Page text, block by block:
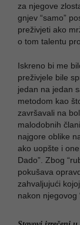
za njegove
gnjev “samo”
preživjeti ako
o tom talentu
Iskreno bi me
preživjele bile
jedan na jedan
metodom kao
završavali na
malodobnih
najgore oblike
ako uopšte i
Dado”. Zbog
pokušava
zahvaljujući
nakon njegovog